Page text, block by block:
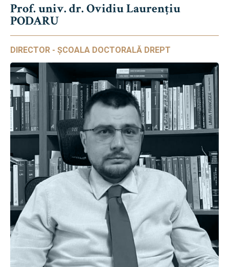
Prof. univ. dr. Ovidiu Laurențiu
PODARU
DIRECTOR - ȘCOALA DOCTORALĂ DREPT